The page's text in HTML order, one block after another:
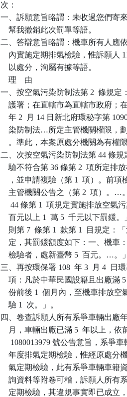
次：
一、訴願意旨略謂：未收過您們寄
    幫我撤銷此次罰單等語。
二、答辯意旨略謂：機車所有人應
內實施定期排氣檢驗，惟訴願人
    以處分，洵屬有據等語。
    理    由
一、按空氣污染防制法第 2  條規定
護署；在直轄市為直轄市政府
年 2  月 14 日新北府環秘字第
染防制法…所定主管機關權限，
。準此，本案原處分機關為有權
二、次按空氣污染防制法第 44 條
驗不符合第 36 條第 2  項所定
，並申請複驗（第 1  項）。前
主管機關公告之（第 2  項）。
44 條第 1  項規定實施排放空
百元以上 1  萬 5  千元以下罰
則第 7  條第 1  款第 1  目規定
定，其罰鍰額度如下：一、機
檢驗者，處新臺幣 5  百元。…。
三、再按環保署 108  年 3  月 4  日
項：凡於中華民國設籍且出廠滿
份前後 1  個月內，至機車排放
    驗 1  次。」。
四、卷查訴願人所有系爭車輛出廠
月，車輛出廠已滿 5  年以上，依
1080013979 號公告意旨，系爭車
年度排氣定期檢驗，惟經原處分
氣定期檢驗，此有系爭車輛車
詢資料等附卷可稽，訴願人所有
定期檢驗，其違規事實即已成立